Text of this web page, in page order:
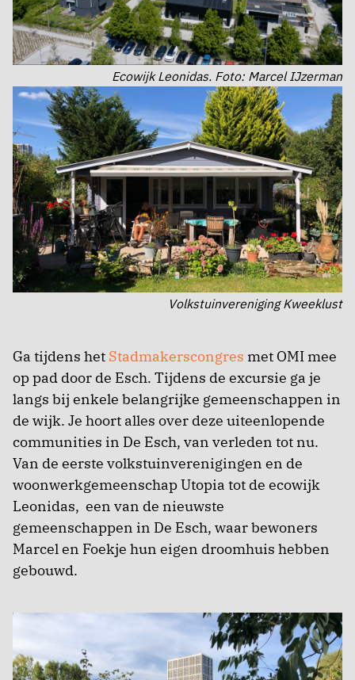
Ecowijk Leonidas. Foto: Marcel IJzerman
Volkstuinvereniging Kweeklust
Ga tijdens het Stadmakerscongres met OMI mee
op pad door de Esch. Tijdens de excursie ga je
langs bij enkele belangrijke gemeenschappen in
de wijk. Je hoort alles over deze uiteenlopende
communities in De Esch, van verleden tot nu.
Van de eerste volkstuinverenigingen en de
woonwerkgemeenschap Utopia tot de ecowijk
Leonidas, een van de nieuwste
gemeenschappen in De Esch, waar bewoners
Marcel en Foekje hun eigen droomhuis hebben
gebouwd.